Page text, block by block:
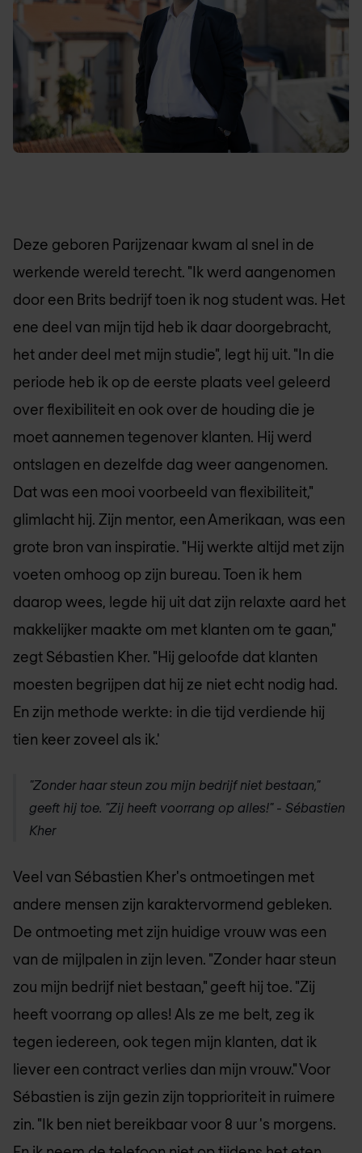
Deze geboren Parijzenaar kwam al snel in de
werkende wereld terecht. "Ik werd aangenomen
door een Brits bedrijf toen ik nog student was. Het
ene deel van mijn tijd heb ik daar doorgebracht,
het ander deel met mijn studie", legt hij uit. "In die
periode heb ik op de eerste plaats veel geleerd
over flexibiliteit en ook over de houding die je
moet aannemen tegenover klanten. Hij werd
ontslagen en dezelfde dag weer aangenomen.
Dat was een mooi voorbeeld van flexibiliteit,"
glimlacht hij. Zijn mentor, een Amerikaan, was een
grote bron van inspiratie. "Hij werkte altijd met zijn
voeten omhoog op zijn bureau. Toen ik hem
daarop wees, legde hij uit dat zijn relaxte aard het
makkelijker maakte om met klanten om te gaan,"
zegt Sébastien Kher. "Hij geloofde dat klanten
moesten begrijpen dat hij ze niet echt nodig had.
En zijn methode werkte: in die tijd verdiende hij
tien keer zoveel als ik.'
"Zonder haar steun zou mijn bedrijf niet bestaan,"
geeft hij toe. "Zij heeft voorrang op alles!" - Sébastien
Kher
Veel van Sébastien Kher's ontmoetingen met
andere mensen zijn karaktervormend gebleken.
De ontmoeting met zijn huidige vrouw was een
van de mijlpalen in zijn leven. "Zonder haar steun
zou mijn bedrijf niet bestaan," geeft hij toe. "Zij
heeft voorrang op alles! Als ze me belt, zeg ik
tegen iedereen, ook tegen mijn klanten, dat ik
liever een contract verlies dan mijn vrouw." Voor
Sébastien is zijn gezin zijn topprioriteit in ruimere
zin. "Ik ben niet bereikbaar voor 8 uur 's morgens.